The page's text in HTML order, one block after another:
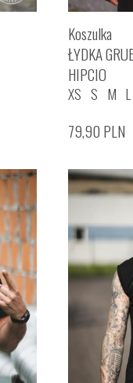
Koszulka
ŁYDKA
HIPCIO
XS S M L
79,90 PLN